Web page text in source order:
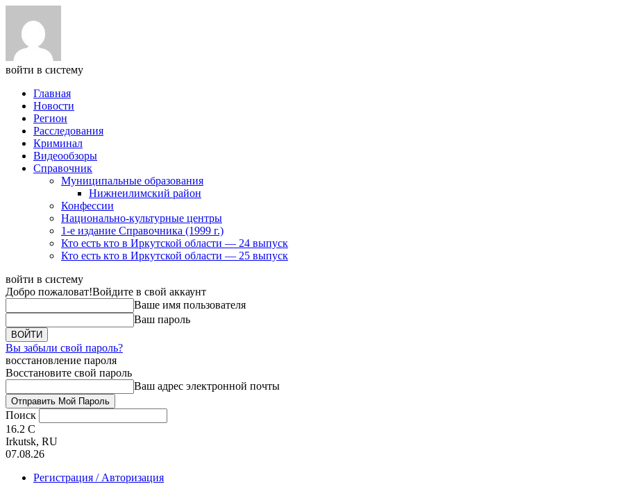
войти в систему
Главная
Новости
Регион
Расследования
Криминал
Видеообзоры
Справочник
Муниципальные образования
Нижнеилимский район
Конфессии
Национально-культурные центры
1-е издание Справочника (1999 г.)
Кто есть кто в Иркутской области — 24 выпуск
Кто есть кто в Иркутской области — 25 выпуск
войти в систему
Добро пожаловат!Войдите в свой аккаунт
Ваше имя пользователя
Ваш пароль
Вы забыли свой пароль?
восстановление пароля
Восстановите свой пароль
Ваш адрес электронной почты
Поиск
16.2 C
Irkutsk, RU
07.08.26
Регистрация / Авторизация